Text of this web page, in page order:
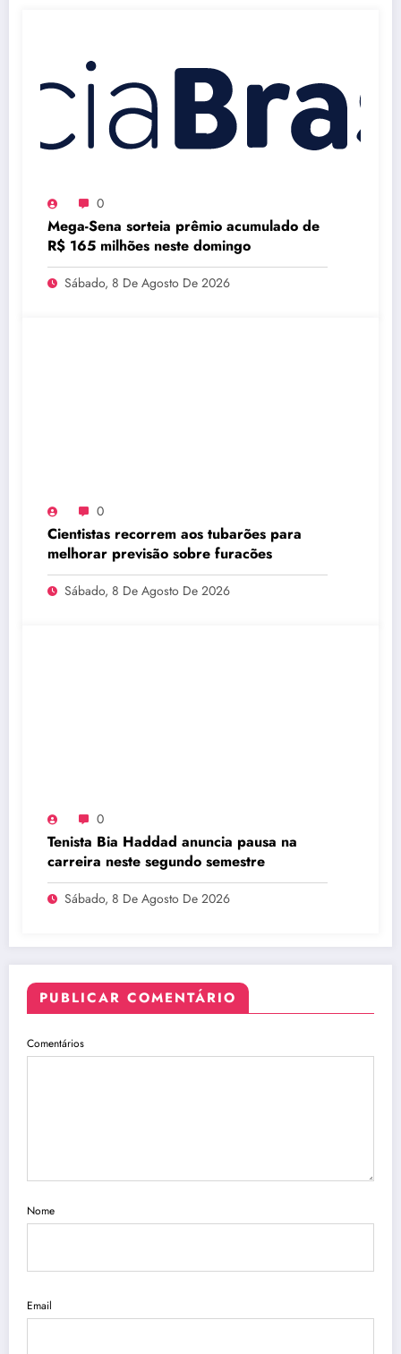
0
Mega-Sena sorteia prêmio acumulado de
R$ 165 milhões neste domingo
Sábado, 8 De Agosto De 2026
0
Cientistas recorrem aos tubarões para
melhorar previsão sobre furacões
Sábado, 8 De Agosto De 2026
0
Tenista Bia Haddad anuncia pausa na
carreira neste segundo semestre
Sábado, 8 De Agosto De 2026
PUBLICAR COMENTÁRIO
Comentários
Nome
Email